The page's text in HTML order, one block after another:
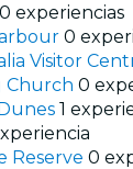
0 experiencias
0
Visitor
Church 0
1
Reserve 0